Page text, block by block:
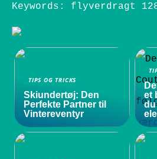
Keywords: flyverdragt
TIPS OG TRICKS
Skiundertøj: Den
Perfekte Partner til
Vintereventyr
et